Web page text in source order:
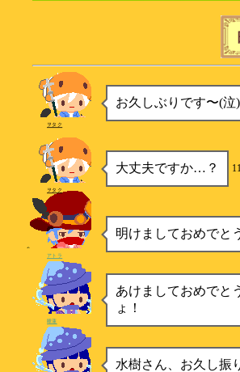
お久しぶりです〜(泣)
ヲタク
大丈夫ですか…？
ヲタク
明けましておめでと
アトラ
あけましておめでと
ょ！
睡蓮
水樹さん、お久し振